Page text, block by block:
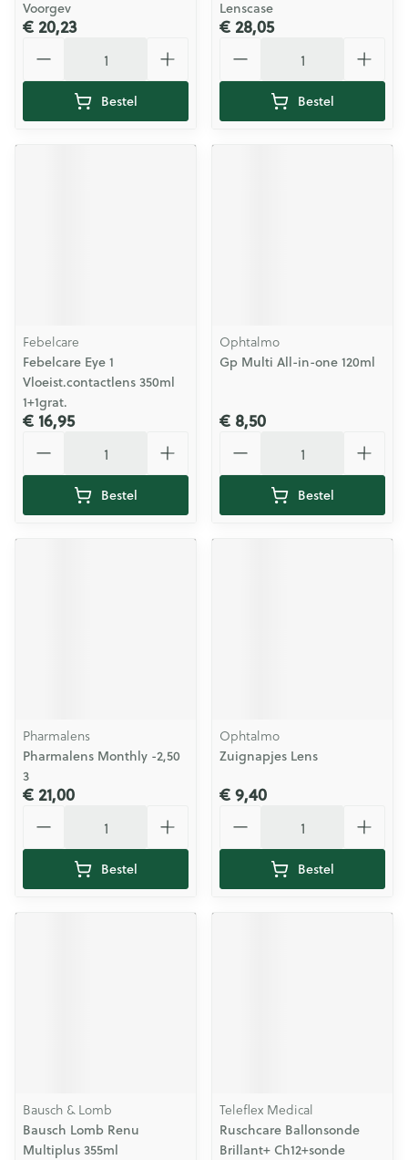
Voorgev
€ 20,23
Bestel
Lenscase
€ 28,05
Bestel
Febelcare
Febelcare Eye 1
Vloeist.contactlens 350ml
1+1grat.
€ 16,95
Bestel
Ophtalmo
Gp Multi All-in-one 120ml
€ 8,50
Bestel
Pharmalens
Pharmalens Monthly -2,50
3
€ 21,00
Bestel
Ophtalmo
Zuignapjes Lens
€ 9,40
Bestel
Bausch & Lomb
Bausch Lomb Renu
Multiplus 355ml
Teleflex Medical
Ruschcare Ballonsonde
Brillant+ Ch12+sonde